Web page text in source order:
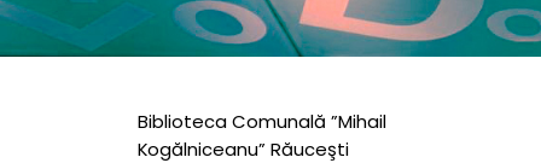
COLECȚII
BIBLIOTECA DIGITALĂ
EVENIMENTE
CULTURALE
Biblioteca Comunală ”Mihail
Kogălniceanu” Răuceşti